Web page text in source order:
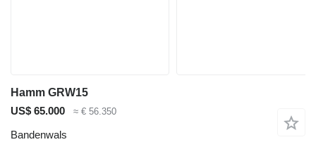
Hamm GRW15
US$ 65.000
≈ € 56.350
Bandenwals